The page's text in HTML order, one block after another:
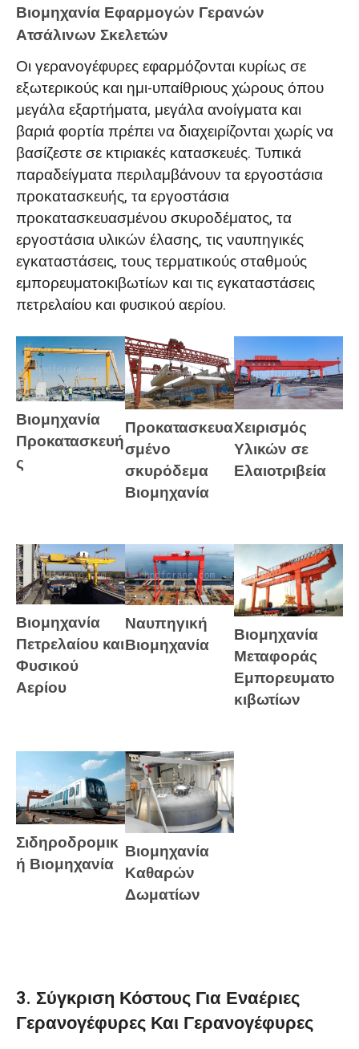
Βιομηχανία Εφαρμογών Γερανών
Ατσάλινων Σκελετών
Οι γερανογέφυρες εφαρμόζονται κυρίως σε
εξωτερικούς και ημι-υπαίθριους χώρους όπου
μεγάλα εξαρτήματα, μεγάλα ανοίγματα και
βαριά φορτία πρέπει να διαχειρίζονται χωρίς να
βασίζεστε σε κτιριακές κατασκευές. Τυπικά
παραδείγματα περιλαμβάνουν τα εργοστάσια
προκατασκευής, τα εργοστάσια
προκατασκευασμένου σκυροδέματος, τα
εργοστάσια υλικών έλασης, τις ναυπηγικές
εγκαταστάσεις, τους τερματικούς σταθμούς
εμπορευματοκιβωτίων και τις εγκαταστάσεις
πετρελαίου και φυσικού αερίου.
Βιομηχανία
Προκατασκευή
ς
Προκατασκευα
σμένο
σκυρόδεμα
Βιομηχανία
Χειρισμός
Υλικών σε
Ελαιοτριβεία
Βιομηχανία
Πετρελαίου και
Φυσικού
Αερίου
Ναυπηγική
Βιομηχανία
Βιομηχανία
Μεταφοράς
Εμπορευματο
κιβωτίων
Σιδηροδρομικ
ή Βιομηχανία
Βιομηχανία
Καθαρών
Δωματίων
3. Σύγκριση Κόστους Για Εναέριες
Γερανογέφυρες Και Γερανογέφυρες